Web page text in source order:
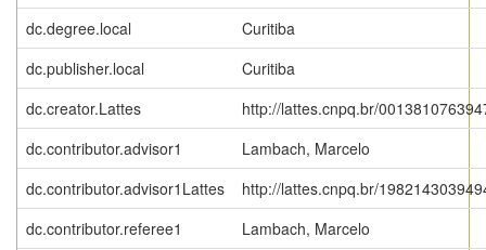
dc.degree.local
Curitiba
dc.publisher.local
Curitiba
dc.creator.Lattes
http://lattes.cnpq.br/
dc.contributor.advisor1
Lambach, Marcelo
dc.contributor.advisor1Lattes
http://lattes.cnpq.br/
dc.contributor.referee1
Lambach, Marcelo